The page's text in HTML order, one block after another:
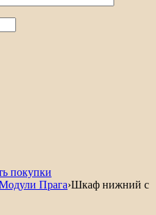
покупки
Прага›Шкаф нижний с